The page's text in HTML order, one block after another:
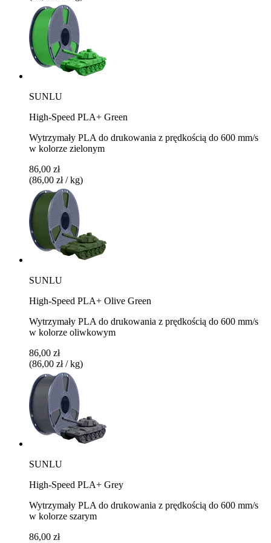
SUNLU
High-Speed PLA+ Green
Wytrzymały PLA do drukowania z prędkością do 600 mm/s
w kolorze zielonym
86,00 zł
(86,00 zł / kg)
SUNLU
High-Speed PLA+ Olive Green
Wytrzymały PLA do drukowania z prędkością do 600 mm/s
w kolorze oliwkowym
86,00 zł
(86,00 zł / kg)
SUNLU
High-Speed PLA+ Grey
Wytrzymały PLA do drukowania z prędkością do 600 mm/s
w kolorze szarym
86,00 zł